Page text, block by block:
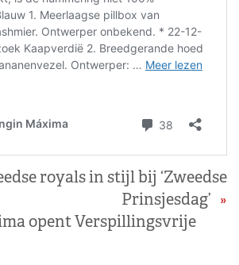
royals in stijl bij ‘Zweedse
Prinsjesdag’ »
opent Verspillingsvrije